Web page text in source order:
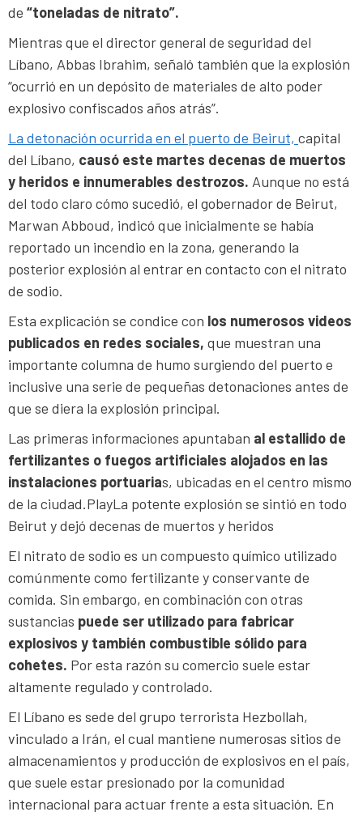
de “toneladas de nitrato”.
Mientras que el director general de seguridad del
Líbano, Abbas Ibrahim, señaló también que la explosión
“ocurrió en un depósito de materiales de alto poder
explosivo confiscados años atrás”.
La detonación ocurrida en el puerto de Beirut, capital
del Líbano, causó este martes decenas de muertos
y heridos e innumerables destrozos. Aunque no está
del todo claro cómo sucedió, el gobernador de Beirut,
Marwan Abboud, indicó que inicialmente se había
reportado un incendio en la zona, generando la
posterior explosión al entrar en contacto con el nitrato
de sodio.
Esta explicación se condice con los numerosos videos
publicados en redes sociales, que muestran una
importante columna de humo surgiendo del puerto e
inclusive una serie de pequeñas detonaciones antes de
que se diera la explosión principal.
Las primeras informaciones apuntaban al estallido de
fertilizantes o fuegos artificiales alojados en las
instalaciones portuarias, ubicadas en el centro mismo
de la ciudad.PlayLa potente explosión se sintió en todo
Beirut y dejó decenas de muertos y heridos
El nitrato de sodio es un compuesto químico utilizado
comúnmente como fertilizante y conservante de
comida. Sin embargo, en combinación con otras
sustancias puede ser utilizado para fabricar
explosivos y también combustible sólido para
cohetes. Por esta razón su comercio suele estar
altamente regulado y controlado.
El Líbano es sede del grupo terrorista Hezbollah,
vinculado a Irán, el cual mantiene numerosas sitios de
almacenamientos y producción de explosivos en el país,
que suele estar presionado por la comunidad
internacional para actuar frente a esta situación. En